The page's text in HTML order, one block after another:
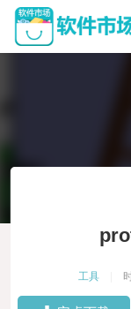
工具